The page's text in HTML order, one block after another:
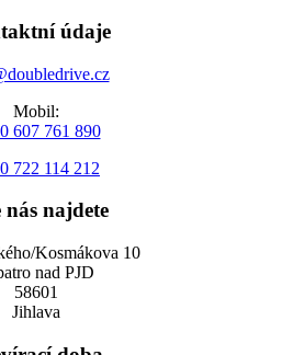
údaje
Mobil:
607 761 890
722 114 212
nás najdete
Kosmákova 10
nad PJD
58601
Jihlava